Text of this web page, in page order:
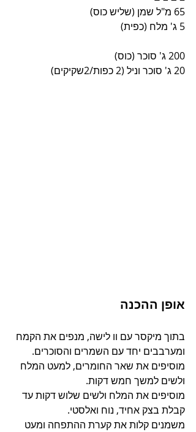
65 מ"ל שמן (שליש כוס)
5 ג' מלח (כפית)
200 ג' סוכר (כוס)
20 ג' סוכר וניל (2 כפות/2שקיקים)
אופן ההכנה
בתוך מיקסר עם וו לישה, מנפים את הקמח
ומערבבים יחד עם השמרים והסוכרים.
מוסיפים את שאר החומרים, למעט המלח
ולשים למשך חמש דקות.
מוסיפים את המלח ולשים שלוש דקות עד
קבלת בצק אחיד, נוח ואלסטי.
משמנים קלות את קערת ההתפחה ומעט